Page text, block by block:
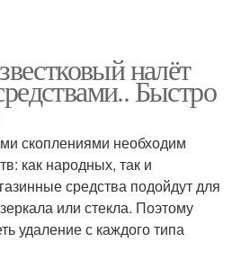
налёт
Быстро
скоплениями необходим
как народных, так и
средства подойдут для
или стекла. Поэтому
удаление с каждого типа